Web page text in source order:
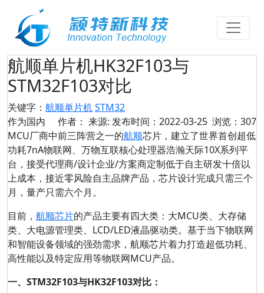
航顺单片机HK32F103与
STM32F103对比
关键字： 航顺单片机STM32
作者： 来源: 发布时间：2022-03-25 浏览：307
作为国内
MCU厂商中前三阵营之一的航顺芯片，建立了世界首创超低
功耗7nA物联网、万物互联核心处理器浩瀚天际10X系列平
台，接受代理商/设计企业/方案商定制低于自主研发十倍以
上成本，接近零风险自主品牌产品，芯片设计完成只需三个
月，量产只需六个月。
目前， 航顺芯片的产品主要有四大类：大MCU类、大存储
类、大电源管理类、LCD/LED液晶驱动类。基于当下物联网
和智能设备领域的强劲需求，航顺芯片着力打造超低功耗、
高性能以及特定应用等物联网MCU产品。
一、STM32F103与HK32F103对比：